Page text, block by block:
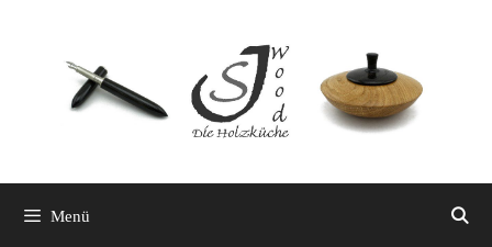
springen
Menü